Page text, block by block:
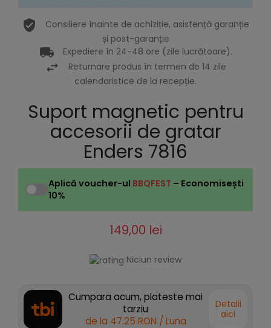
Consiliere înainte de achiziție, asistență garanție
și post-garanție
Expediere în 24-48 ore (zile lucrătoare).
Returnare produs în termen de 14 zile
calendaristice de la recepție.
Suport magnetic pentru
accesorii de gratar
Enders 7816
Aplică voucher-ul BBQFEST – Economisești
10%
149,00 lei
Niciun review
Cumpara acum, plateste mai
tarziu
de la 47.25 RON / Luna
Detalii
aici